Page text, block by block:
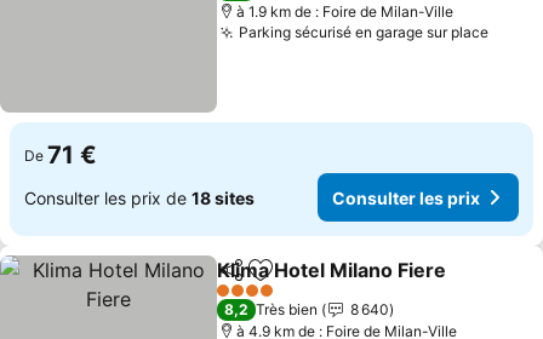
à 1.9 km de : Foire de Milan-Ville
Parking sécurisé en garage sur place
De 71 €
Consulter les prix de 18 sites Consulter les prix
PartagerAjouter à mes favoris
Klima Hotel Milano Fiere
4 Étoiles
8,2 Très bien
8 640
à 4.9 km de : Foire de Milan-Ville